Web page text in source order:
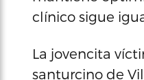
clínico sigue
La jovencita
santurcino de